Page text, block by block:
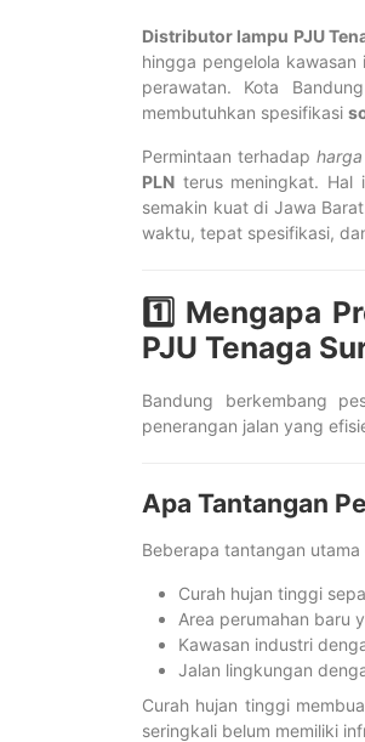
Distributor lampu PJU
hingga pengelola
perawatan. Kota
membutuhkan spesifikasi
Permintaan terhadap
PLN terus meningkat. Hal
semakin kuat di Jawa
waktu, tepat spesifikasi,
1️⃣ Mengapa
PJU Tenaga
Bandung berkembang
penerangan jalan yang
Apa Tantangan
Beberapa tantangan
Curah hujan tinggi
Area perumahan baru
Kawasan industri
Jalan lingkungan
Curah hujan tinggi
seringkali belum memiliki